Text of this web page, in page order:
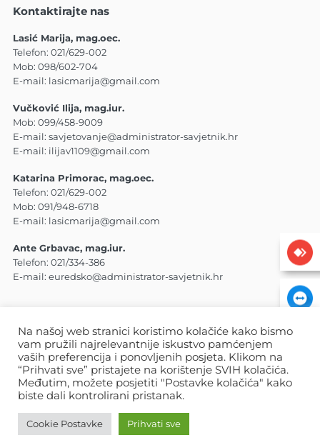
Kontaktirajte nas
Lasić Marija, mag.oec.
Telefon: 021/629-002
Mob: 098/602-704
E-mail: lasicmarija@gmail.com
Vučković Ilija, mag.iur.
Mob: 099/458-9009
E-mail: savjetovanje@administrator-savjetnik.hr
E-mail: ilijav1109@gmail.com
Katarina Primorac, mag.oec.
Telefon: 021/629-002
Mob: 091/948-6718
E-mail: lasicmarija@gmail.com
Ante Grbavac, mag.iur.
Telefon: 021/334-386
E-mail: euredsko@administrator-savjetnik.hr
© 2026
Politika privatnosti
Izjava o kolačićima
Na našoj web stranici koristimo kolačiće kako bismo
vam pružili najrelevantnije iskustvo pamćenjem
vaših preferencija i ponovljenih posjeta. Klikom na
“Prihvati sve” pristajete na korištenje SVIH kolačića.
Međutim, možete posjetiti "Postavke kolačića" kako
biste dali kontrolirani pristanak.
Cookie Postavke Prihvati sve